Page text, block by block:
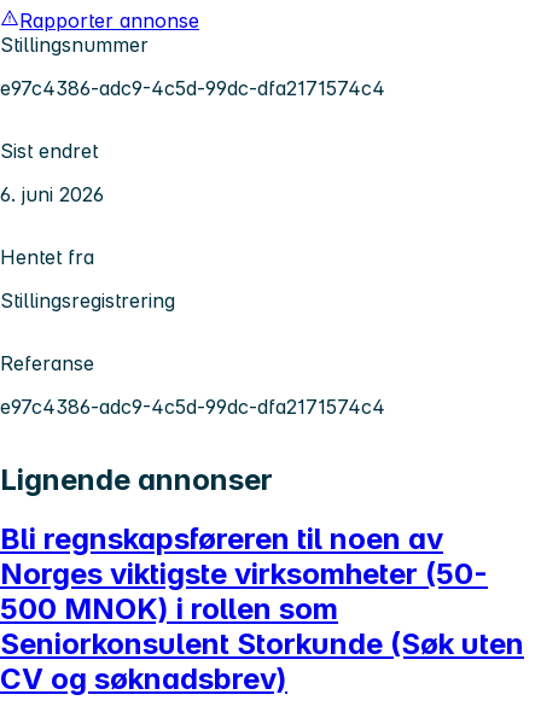
Rapporter annonse
Stillingsnummer
e97c4386-adc9-4c5d-99dc-dfa2171574c4
Sist endret
6. juni 2026
Hentet fra
Stillingsregistrering
Referanse
e97c4386-adc9-4c5d-99dc-dfa2171574c4
Lignende annonser
Bli regnskapsføreren til noen av
Norges viktigste virksomheter (50-
500 MNOK) i rollen som
Seniorkonsulent Storkunde (Søk uten
CV og søknadsbrev)